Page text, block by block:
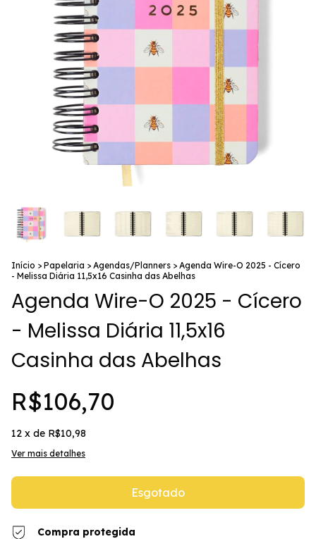
Início > Papelaria > Agendas/Planners > Agenda Wire-O 2025 - Cícero
- Melissa Diária 11,5x16 Casinha das Abelhas
Agenda Wire-O 2025 - Cícero
- Melissa Diária 11,5x16
Casinha das Abelhas
R$106,70
12 x de R$10,98
Ver mais detalhes
Compra protegida